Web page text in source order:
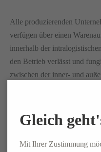
Alle produzierenden
verfügen über einen
innerhalb der
den Betrieb verlässt und
zwischen der inner- und
Gleich
Mit Ihrer Zustimmung